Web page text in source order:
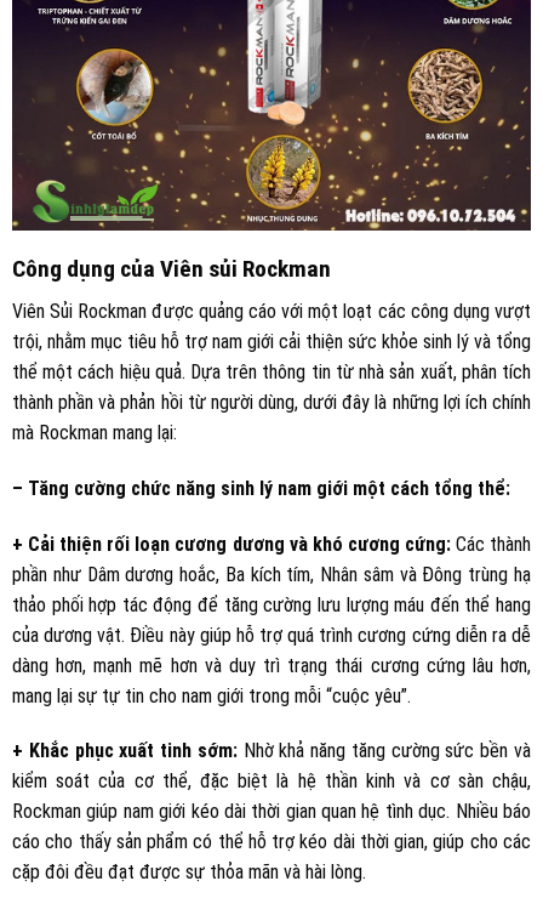
Công dụng của Viên sủi Rockman
Viên Sủi Rockman được quảng cáo với một loạt các công dụng vượt
trội, nhằm mục tiêu hỗ trợ nam giới cải thiện sức khỏe sinh lý và tổng
thể một cách hiệu quả. Dựa trên thông tin từ nhà sản xuất, phân tích
thành phần và phản hồi từ người dùng, dưới đây là những lợi ích chính
mà Rockman mang lại:
– Tăng cường chức năng sinh lý nam giới một cách tổng thể:
+ Cải thiện rối loạn cương dương và khó cương cứng:Các thành
phần như Dâm dương hoắc, Ba kích tím, Nhân sâm và Đông trùng hạ
thảo phối hợp tác động để tăng cường lưu lượng máu đến thể hang
của dương vật. Điều này giúp hỗ trợ quá trình cương cứng diễn ra dễ
dàng hơn, mạnh mẽ hơn và duy trì trạng thái cương cứng lâu hơn,
mang lại sự tự tin cho nam giới trong mỗi “cuộc yêu”.
+ Khắc phục xuất tinh sớm:Nhờ khả năng tăng cường sức bền và
kiểm soát của cơ thể, đặc biệt là hệ thần kinh và cơ sàn chậu,
Rockman giúp nam giới kéo dài thời gian quan hệ tình dục. Nhiều báo
cáo cho thấy sản phẩm có thể hỗ trợ kéo dài thời gian, giúp cho các
cặp đôi đều đạt được sự thỏa mãn và hài lòng.